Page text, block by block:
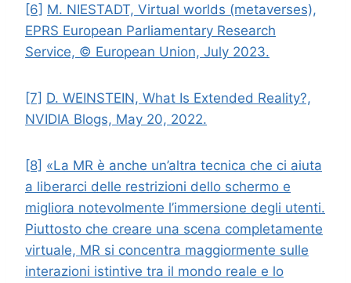
[6] M. NIESTADT, Virtual worlds (metaverses),
EPRS European Parliamentary Research
Service, © European Union, July 2023.
[7] D. WEINSTEIN, What Is Extended Reality?,
NVIDIA Blogs, May 20, 2022.
[8] «La MR è anche un’altra tecnica che ci aiuta
a liberarci delle restrizioni dello schermo e
migliora notevolmente l’immersione degli utenti.
Piuttosto che creare una scena completamente
virtuale, MR si concentra maggiormente sulle
interazioni istintive tra il mondo reale e lo